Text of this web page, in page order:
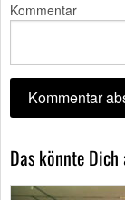
Kommentar
Das könnte